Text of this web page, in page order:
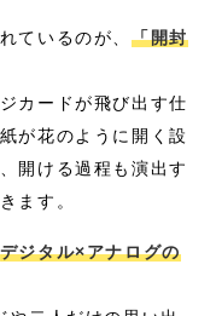
ているのが、 「開封
カードが飛び出す仕
が花のように開く設
開ける過程も演出す
ます。
デジタル×アナログの